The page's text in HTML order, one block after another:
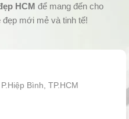
HCM để mang đến cho
mới mẻ và tinh tế!
Bình, TP.HCM